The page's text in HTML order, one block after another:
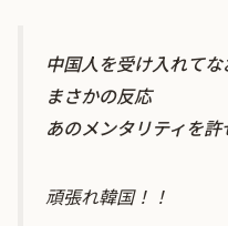
中国人を受け入れてな
まさかの反応
あのメンタリティを許
頑張れ韓国！！